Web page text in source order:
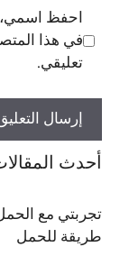
احفظ اسمي،
في هذا
تعليقي.
أحدث
تجربتي مع
طريقة للحمل